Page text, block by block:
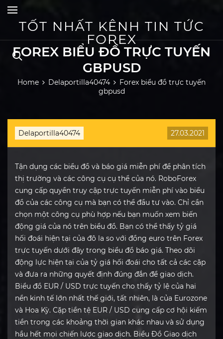
contentTỐT NHẤT KÊNH TIN TỨC
FOREX
FOREX BIỂU ĐỒ TRỰC TUYẾN
GBPUSD
Home Delaportilla40474
Forex biểu đồ trực tuyến
gbpusd
Delaportilla40474 27.03.2021
Tận dụng các biểu đồ và báo giá miễn phí để phân tích
thị trường và các công cụ cụ thể của nó. RoboForex
cung cấp quyền truy cập trực tuyến miễn phí vào biểu
đồ của các công cụ mà bạn có thể đầu tư vào. Chỉ cần
chọn một công cụ phù hợp nếu bạn muốn xem biến
động giá của nó trên biểu đồ. Bạn có thể thấy tỷ giá
hối đoái hiện tại của đô la so với đồng euro trên Forex
trực tuyến dưới đây trong biểu đồ báo giá. Theo dõi
động lực hiện tại của tỷ giá hối đoái cho tất cả các cặp
và đưa ra những quyết định đúng đắn để giao dịch.
Biểu đồ EUR / USD trực tuyến cho thấy tỷ lệ của hai
nền kinh tế lớn nhất thế giới, tất nhiên, là của Eurozone
và Hoa Kỳ. Cặp tiền tệ EUR / USD cung cấp cơ hội kiếm
tiền trong các khoảng thời gian khác nhau và sử dụng
hầu hết mọi chiến lược giao dịch. Biểu Đồ Giao dịch